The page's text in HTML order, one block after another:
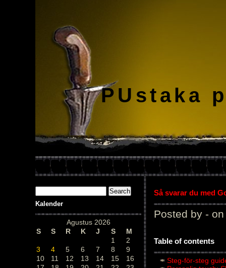
PUstaka
Kalender
Agustus 2026
S
S R K J S
M
1
2
3
4 5 6 7 8
9
10
11 12 13 14 15
16
Så svarar du med
Posted by - on
Table of contents
Steg-för-steg